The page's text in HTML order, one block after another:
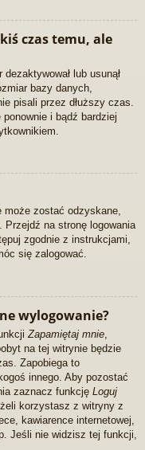
czas temu, ale
lub usunął
bazy danych,
pisali przez dłuższy czas.
i bądź bardziej
może zostać odzyskane,
na stronę logowania
zgodnie z instrukcjami,
się zalogować.
wylogowanie?
Zapamiętaj mnie
na tej witrynie będzie
Zapobiega to
innego. Aby pozostać
zaznacz funkcję Loguj
korzystasz z witryny z
kawiarence internetowej,
Jeśli nie widzisz tej funkcji,